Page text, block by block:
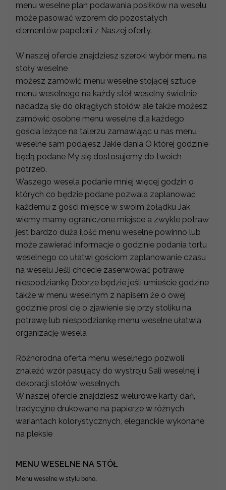
menu weselne plan podawania posiłków na weselu
może pasować wzorem do pozostałych
elementów papeterii z Naszej oferty.
W naszej ofercie znajdziesz szeroki wybór menu na
stoły weselne
możesz zamówić menu weselne stojącej sztuce
menu weselnego na każdy stół weselny świetnie
nadadzą się do okrągłych stołów ale także możesz
zamówić osobne menu weselne dla każdego
gościa leżące na talerzu zamawiając u nas menu
weselne sam podajesz Jakie dania O której godzinie
będą podane My się dostosujemy do twoich
potrzeb.
Waszego wesela podanie mniej więcej godzin o
których co będzie podane pozwala zaplanować
każdemu z gości miejsce w swoim żołądku Jak
wiemy mamy ograniczone miejsce a zwykle potraw
jest bardzo duża ilość menu weselne powinno lub
może zawierać informacje o godzinie podania tortu
weselnego co ułatwi gościom zaplanowanie czasu
na weselu Jeśli chcecie zaserwować potrawę
niespodziankę Dobrze będzie jeśli umieście godzine
także w menu weselnym z napisem że o owej
godzinie prosi cię o zjawienie się przy stoliku na
potrawę lub niespodziankę menu weselne ułatwia
organizację wesela
Różnorodna oferta menu weselnego pozwoli
znaleźć wzór pasujący do wystroju Sali weselnej i
dekoracji stołów weselnych.
W naszej ofercie znajdziesz welurowe karty dań,
tradycyjne drukowane na papierze w różnych
wariantach kolorystycznych, eleganckie wykonane
na pleksie
MENU WESELNE NA STÓŁ
Menu weselne w stylu boho.